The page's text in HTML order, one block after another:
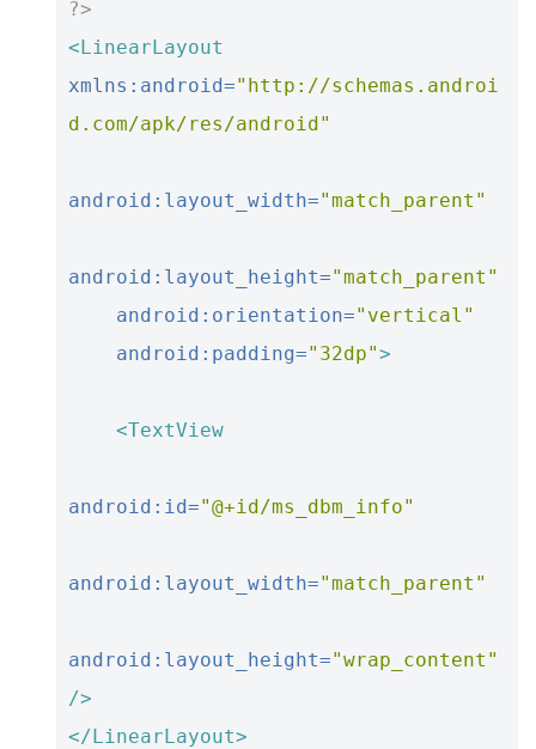
?>
<LinearLayout
xmlns:android="http://schemas.androi
d.com/apk/res/android"
android:layout_width="match_parent"
android:layout_height="match_parent"
android:orientation="vertical"
android:padding="32dp">
<TextView
android:id="@+id/ms_dbm_info"
android:layout_width="match_parent"
android:layout_height="wrap_content"
/>
</LinearLayout>